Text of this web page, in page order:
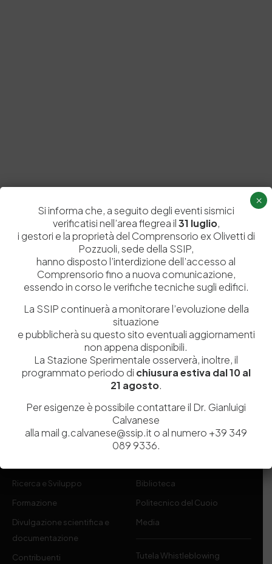
Istituita a Napoli per Regio Decreto nel 1885, la Stazione
Sperimentale per l’Industria delle Pelli e delle materie concianti
(SSIP) è un Organismo di Ricerca Nazionale delle Camere di
Commercio di Napoli, Toscana Nord-Ovest e Vicenza.
081 597 91 00 ssip@ssip.it
Ricerca e Sviluppo
Formazione
Divulgazione scientifica e
documentazione
Contribuenti
Laboratori
Biblioteca
Politecnico del Cuoio
Media
Tutela Whistleblowing
Si informa che, a seguito degli eventi sismici
verificatisi nell’area flegrea il31 luglio,
i gestori e la proprietà del Comprensorio ex Olivetti di
Pozzuoli, sede della SSIP,
hanno disposto l’interdizione dell’accesso al
Comprensorio fino a nuova comunicazione,
essendo in corso le verifiche tecniche sugli edifici.
La SSIP continuerà a monitorare l’evoluzione della
situazione
e pubblicherà su questo sito eventuali aggiornamenti
non appena disponibili.
La Stazione Sperimentale osserverà, inoltre, il
programmato periodo di chiusura estiva dal 10 al
21 agosto.
Per esigenze è possibile contattare il Dr. Gianluigi
Calvanese
alla mail g.calvanese@ssip.it o al numero +39 349
089 9336.
×